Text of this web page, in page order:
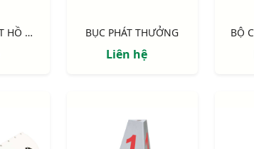
BỤC XUẤT PHÁT HỒ BƠI THI ĐẤU S40120 BỤC PHÁT THƯỞNG
Liên hệ
BỘ